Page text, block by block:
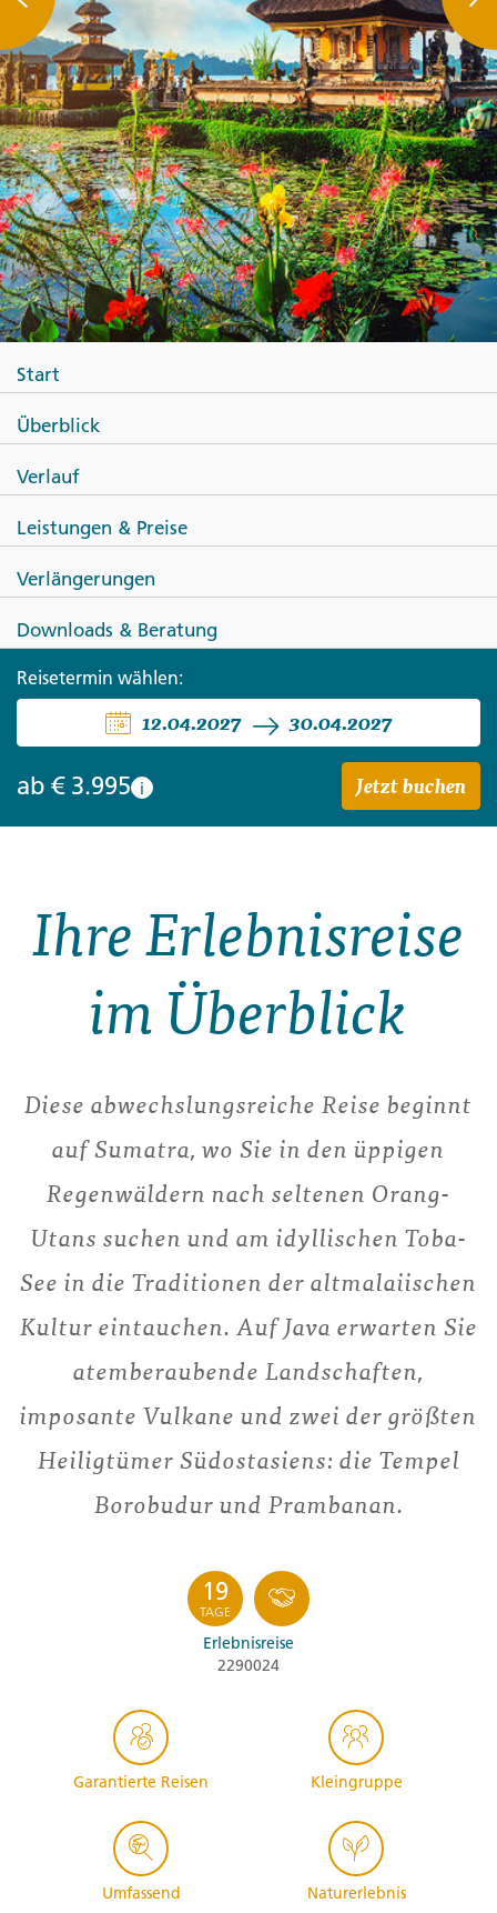
Indonesische Vielfalt auf
Sumatra, Java und Bali
Start
Überblick
Verlauf
Leistungen & Preise
Verlängerungen
Downloads & Beratung
Reisetermin wählen:
12.04.2027 30.04.2027
ab € 3.995 i Jetzt buchen
Ihre Erlebnisreise
im Überblick
Diese abwechslungsreiche Reise beginnt
auf Sumatra, wo Sie in den üppigen
Regenwäldern nach seltenen Orang-
Utans suchen und am idyllischen Toba-
See in die Traditionen der altmalaiischen
Kultur eintauchen. Auf Java erwarten Sie
atemberaubende Landschaften,
imposante Vulkane und zwei der größten
Heiligtümer Südostasiens: die Tempel
Borobudur und Prambanan.
19
TAGE
Erlebnisreise
2290024
Garantierte Reisen Kleingruppe
Umfassend Naturerlebnis